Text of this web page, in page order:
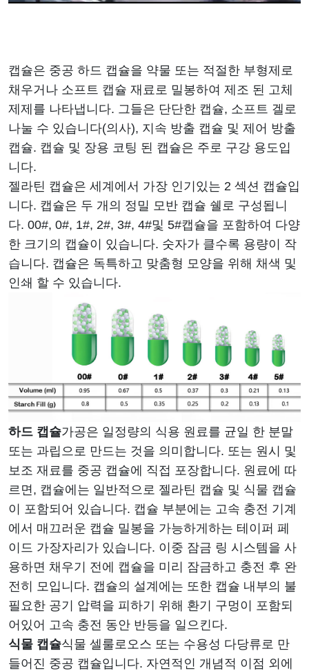
캡슐은 중공 하드 캡슐을 약물 또는 적절한 부형제로
채우거나 소프트 캡슐 재료로 밀봉하여 제조 된 고체
제제를 나타냅니다. 그들은 단단한 캡슐, 소프트 겔로
나눌 수 있습니다(의사), 지속 방출 캡슐 및 제어 방출
캡슐. 캡슐 및 장용 코팅 된 캡슐은 주로 구강 용도입
니다.
젤라틴 캡슐은 세계에서 가장 인기있는 2 섹션 캡슐입
니다. 캡슐은 두 개의 정밀 모반 캡슐 쉘로 구성됩니
다. 00#, 0#, 1#, 2#, 3#, 4#및 5#캡슐을 포함하여 다양
한 크기의 캡슐이 있습니다. 숫자가 클수록 용량이 작
습니다. 캡슐은 독특하고 맞춤형 모양을 위해 채색 및
인쇄 할 수 있습니다.
하드 캡슐가공은 일정량의 식용 원료를 균일 한 분말
또는 과립으로 만드는 것을 의미합니다. 또는 원시 및
보조 재료를 중공 캡슐에 직접 포장합니다. 원료에 따
르면, 캡슐에는 일반적으로 젤라틴 캡슐 및 식물 캡슐
이 포함되어 있습니다. 캡슐 부분에는 고속 충전 기계
에서 매끄러운 캡슐 밀봉을 가능하게하는 테이퍼 페
이드 가장자리가 있습니다. 이중 잠금 링 시스템을 사
용하면 채우기 전에 캡슐을 미리 잠금하고 충전 후 완
전히 모입니다. 캡슐의 설계에는 또한 캡슐 내부의 불
필요한 공기 압력을 피하기 위해 환기 구멍이 포함되
어있어 고속 충전 동안 반등을 일으킨다.
식물 캡슐식물 셀룰로오스 또는 수용성 다당류로 만
들어진 중공 캡슐입니다. 자연적인 개념적 이점 외에